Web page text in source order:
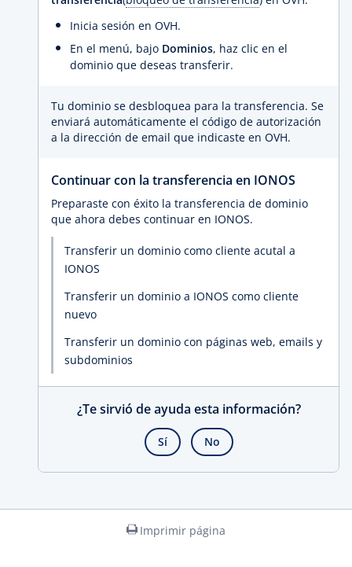
Inicia sesión en OVH.
En el menú, bajo Dominios, haz clic en el
dominio que deseas transferir.
Tu dominio se desbloquea para la transferencia. Se
enviará automáticamente el código de autorización
a la dirección de email que indicaste en OVH.
Continuar con la transferencia en IONOS
Preparaste con éxito la transferencia de dominio
que ahora debes continuar en IONOS.
Transferir un dominio como cliente acutal a
IONOS
Transferir un dominio a IONOS como cliente
nuevo
Transferir un dominio con páginas web, emails y
subdominios
¿Te sirvió de ayuda esta información?
Sí No
Imprimir página